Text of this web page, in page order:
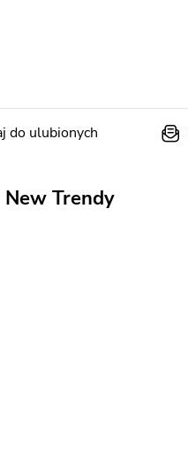
do ulubionych
Trendy